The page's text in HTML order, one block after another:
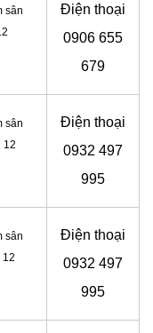
sân
Điện thoại
0906 655
679
sân
12
Điện thoại
0932 497
995
sân
12
Điện thoại
0932 497
995